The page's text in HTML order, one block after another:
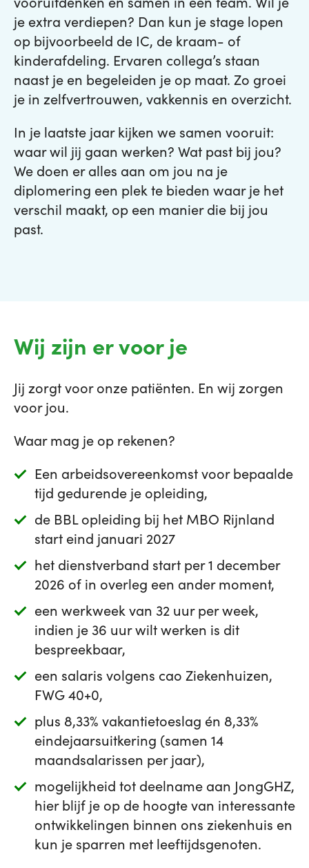
je extra verdiepen? Dan kun je stage lopen
op bijvoorbeeld de IC, de kraam- of
kinderafdeling. Ervaren collega’s staan
naast je en begeleiden je op maat. Zo groei
je in zelfvertrouwen, vakkennis en overzicht.
In je laatste jaar kijken we samen vooruit:
waar wil jij gaan werken? Wat past bij jou?
We doen er alles aan om jou na je
diplomering een plek te bieden waar je het
verschil maakt, op een manier die bij jou
past.
Wij zijn er voor je
Jij zorgt voor onze patiënten. En wij zorgen
voor jou.
Waar mag je op rekenen?
Een arbeidsovereenkomst voor bepaalde
tijd gedurende je opleiding,
de BBL opleiding bij het MBO Rijnland
start eind januari 2027
het dienstverband start per 1 december
2026 of in overleg een ander moment,
een werkweek van 32 uur per week,
indien je 36 uur wilt werken is dit
bespreekbaar,
een salaris volgens cao Ziekenhuizen,
FWG 40+0,
plus 8,33% vakantietoeslag én 8,33%
eindejaarsuitkering (samen 14
maandsalarissen per jaar),
mogelijkheid tot deelname aan JongGHZ,
hier blijf je op de hoogte van interessante
ontwikkelingen binnen ons ziekenhuis en
kun je sparren met leeftijdsgenoten.